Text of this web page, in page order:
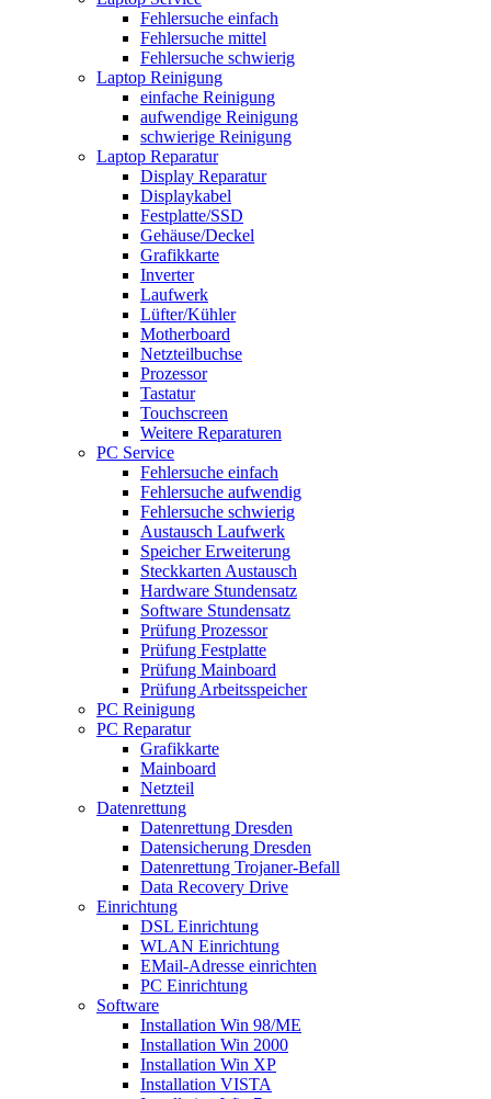
Fehlersuche einfach
Fehlersuche mittel
Fehlersuche schwierig
Laptop Reinigung
einfache Reinigung
aufwendige Reinigung
schwierige Reinigung
Laptop Reparatur
Display Reparatur
Displaykabel
Festplatte/SSD
Gehäuse/Deckel
Grafikkarte
Inverter
Laufwerk
Lüfter/Kühler
Motherboard
Netzteilbuchse
Prozessor
Tastatur
Touchscreen
Weitere Reparaturen
PC Service
Fehlersuche einfach
Fehlersuche aufwendig
Fehlersuche schwierig
Austausch Laufwerk
Speicher Erweiterung
Steckkarten Austausch
Hardware Stundensatz
Software Stundensatz
Prüfung Prozessor
Prüfung Festplatte
Prüfung Mainboard
Prüfung Arbeitsspeicher
PC Reinigung
PC Reparatur
Grafikkarte
Mainboard
Netzteil
Datenrettung
Datenrettung Dresden
Datensicherung Dresden
Datenrettung Trojaner-Befall
Data Recovery Drive
Einrichtung
DSL Einrichtung
WLAN Einrichtung
EMail-Adresse einrichten
PC Einrichtung
Software
Installation Win 98/ME
Installation Win 2000
Installation Win XP
Installation VISTA